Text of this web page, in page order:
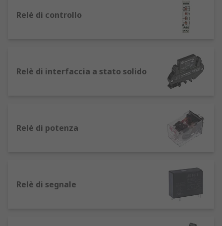
generali
composto da una bobina di filo che diventa un
magnete quando riceve corrente elettrica. La
bobina è comunemente di rame, che è a bassa
ricevendo un segnale di ingresso dal primo e
dall'ingresso elettrico del primo dispositivo sul
relè provoca l'apertura o chiusura dei contatti,
determinando la trasmissione o il blocco del
Relè di controllo
Relè di interfaccia a stato solido
Relè di potenza
Relè di segnale